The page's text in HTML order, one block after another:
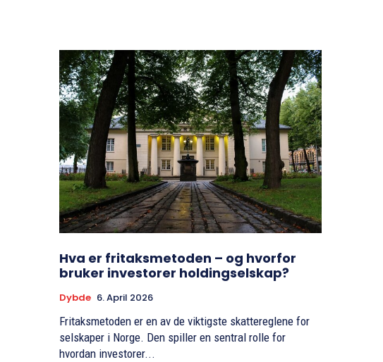
Hva er fritaksmetoden – og hvorfor
bruker investorer holdingselskap?
Dybde 6. April 2026
Fritaksmetoden er en av de viktigste skattereglene for
selskaper i Norge. Den spiller en sentral rolle for
hvordan investorer...